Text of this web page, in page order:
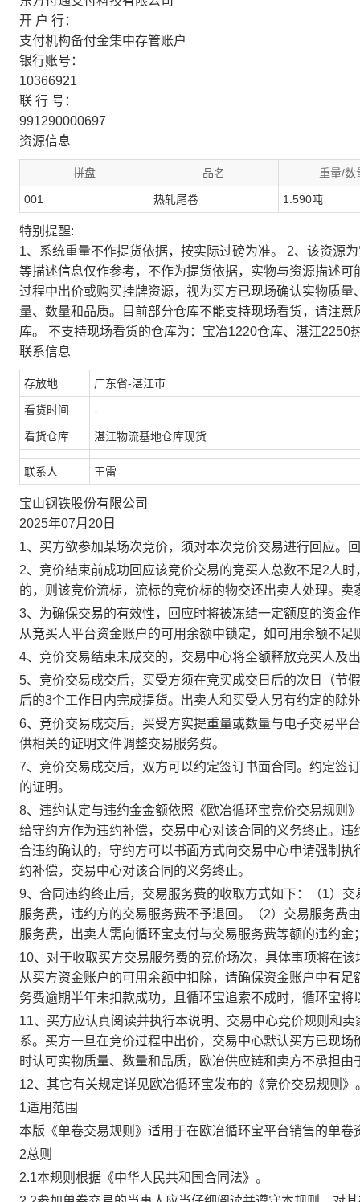
开 户 行：
支付机构备付金集中存管账户
银行账号：
10366921
联 行 号：
991290000697
资源信息
拼盘 品名 重量/数
001 热轧尾卷 1.590吨
特别提醒:
1、系统重量不作提货依据，按实际过磅为准。 2、该资源
等描述信息仅作参考，不作为提货依据，实物与资源描述
过程中出价或购买挂牌资源，视为买方已现场确认实物质
量、数量和品质。目前部分仓库不能支持现场看货，请注
库。 不支持现场看货的仓库为：宝冶1220仓库、湛江2250
联系信息
存放地 广东省-湛江市
看货时间 -
看货仓库 湛江物流基地仓库现货
联系人 王雷
宝山钢铁股份有限公司
2025年07月20日
1、买方欲参加某场次竞价，须对本次竞价交易进行回应。
2、竞价结束前成功回应该竞价交易的竞买人总数不足2人
的，则该竞价流标，流标的竞价标的物交还出卖人处理。
3、为确保交易的有效性，回应时将被冻结一定额度的资金
从竞买人平台资金账户的可用余额中锁定，如可用余额不足
4、竞价交易结束未成交的，交易中心将全额释放竞买人及
5、竞价交易成交后，买受方须在竞买成交日后的次日（节
后的3个工作日内完成提货。出卖人和买受人另有约定的除
6、竞价交易成交后，买受方实提重量或数量与电子交易平
供相关的证明文件调整交易服务费。
7、竞价交易成交后，双方可以约定签订书面合同。约定签
的证明。
8、违约认定与违约金金额依照《欧冶循环宝竞价交易规则
给守约方作为违约补偿，交易中心对该合同的义务终止。
合违约确认的，守约方可以书面方式向交易中心申请强制
约补偿，交易中心对该合同的义务终止。
9、合同违约终止后，交易服务费的收取方式如下：（1）
服务费，违约方的交易服务费不予退回。（2）交易服务费
服务费，出卖人需向循环宝支付与交易服务费等额的违约
10、对于收取买方交易服务费的竞价场次，具体事项将在
从买方资金账户的可用余额中扣除，请确保资金账户中有
务费逾期半年未扣款成功，且循环宝追索不成时，循环宝将
11、买方应认真阅读并执行本说明、交易中心竞价规则和
系。买方一旦在竞价过程中出价，交易中心默认买方已现
时认可实物质量、数量和品质，欧冶供应链和卖方不承担由
12、其它有关规定详见欧冶循环宝发布的《竞价交易规则》
1适用范围
本版《单卷交易规则》适用于在欧冶循环宝平台销售的单卷
2总则
2.1本规则根据《中华人民共和国合同法》。